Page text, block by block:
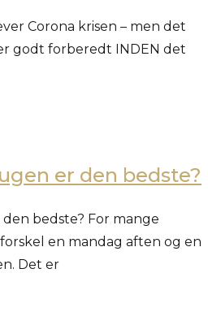
Corona krisen – men det
godt forberedt INDEN det
er den bedste?
bedste? For mange
en mandag aften og en
Det er